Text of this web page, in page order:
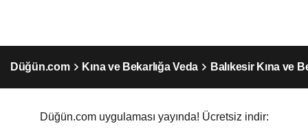
Düğün.com Kına ve Bekarlığa Veda Balıkesir Kına ve
Düğün.com uygulaması yayında! Ücretsiz indir: